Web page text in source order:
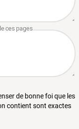
de bonne foi que les
contient sont exactes